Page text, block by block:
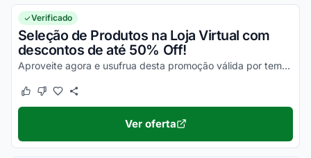
Verificado
Seleção de Produtos na Loja Virtual com
descontos de até 50% Off!
Aproveite agora e usufrua desta promoção válida por tempo limitado!
Este cupom funcionou
Este cupom não funcionou
Ver oferta